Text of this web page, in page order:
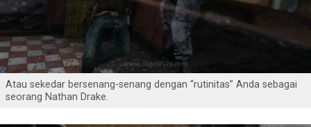
Atau sekedar bersenang-senang dengan “rutinitas” Anda sebagai
seorang Nathan Drake.